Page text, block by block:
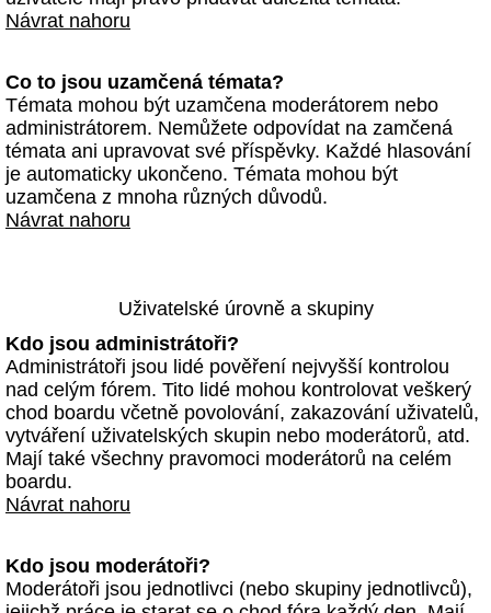
Návrat nahoru
Co to jsou uzamčená témata?
Témata mohou být uzamčena moderátorem nebo
administrátorem. Nemůžete odpovídat na zamčená
témata ani upravovat své příspěvky. Každé hlasování
je automaticky ukončeno. Témata mohou být
uzamčena z mnoha různých důvodů.
Návrat nahoru
Uživatelské úrovně a skupiny
Kdo jsou administrátoři?
Administrátoři jsou lidé pověření nejvyšší kontrolou
nad celým fórem. Tito lidé mohou kontrolovat veškerý
chod boardu včetně povolování, zakazování uživatelů,
vytváření uživatelských skupin nebo moderátorů, atd.
Mají také všechny pravomoci moderátorů na celém
boardu.
Návrat nahoru
Kdo jsou moderátoři?
Moderátoři jsou jednotlivci (nebo skupiny jednotlivců),